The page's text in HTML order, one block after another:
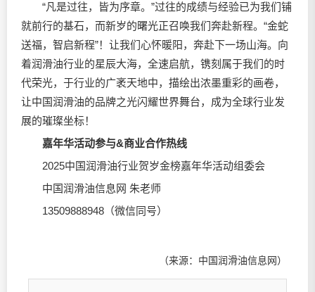
“凡是过往，皆为序章。”过往的成绩与经验已为我们铺
就前行的基石，而新岁的曙光正召唤我们奔赴新程。“金蛇
送福，智启新程”！让我们心怀暖阳，奔赴下一场山海。向
着润滑油行业的星辰大海，全速启航，镌刻属于我们的时
代荣光，于行业的广袤天地中，描绘出浓墨重彩的画卷，
让中国润滑油的品牌之光闪耀世界舞台，成为全球行业发
展的璀璨坐标！
嘉年华活动参与&商业合作热线
2025中国润滑油行业贺岁金榜嘉年华活动组委会
中国润滑油信息网 朱老师
13509888948（微信同号）
（来源：中国润滑油信息网）